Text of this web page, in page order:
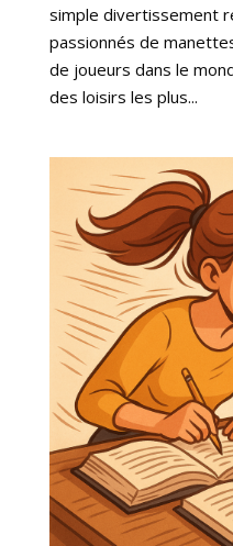
simple divertissement
passionnés de
de joueurs dans le
des loisirs les plus...